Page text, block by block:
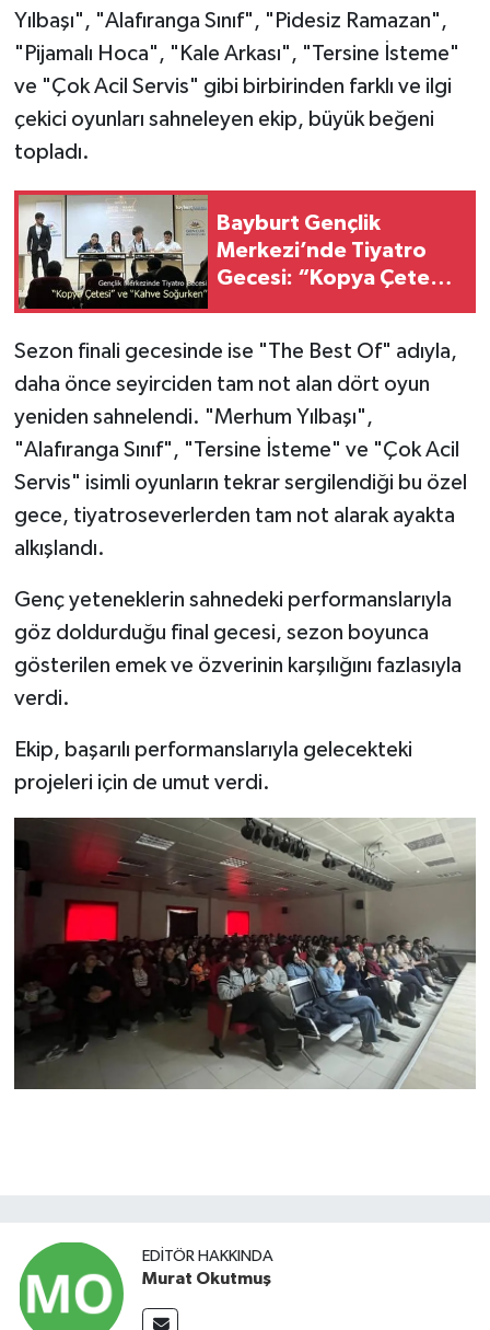
Yılbaşı", "Alafıranga Sınıf", "Pidesiz Ramazan",
"Pijamalı Hoca", "Kale Arkası", "Tersine İsteme"
ve "Çok Acil Servis" gibi birbirinden farklı ve ilgi
çekici oyunları sahneleyen ekip, büyük beğeni
topladı.
Bayburt Gençlik
Merkezi’nde Tiyatro
Gecesi: “Kopya Çetesi”
Sezon finali gecesinde ise "The Best Of" adıyla,
daha önce seyirciden tam not alan dört oyun
yeniden sahnelendi. "Merhum Yılbaşı",
"Alafıranga Sınıf", "Tersine İsteme" ve "Çok Acil
Servis" isimli oyunların tekrar sergilendiği bu özel
gece, tiyatroseverlerden tam not alarak ayakta
alkışlandı.
Genç yeteneklerin sahnedeki performanslarıyla
göz doldurduğu final gecesi, sezon boyunca
gösterilen emek ve özverinin karşılığını fazlasıyla
verdi.
Ekip, başarılı performanslarıyla gelecekteki
projeleri için de umut verdi.
EDITÖR HAKKINDA
Murat Okutmuş